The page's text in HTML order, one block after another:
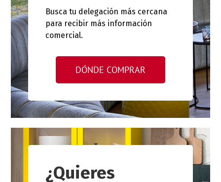
Busca tu delegación más cercana
para recibir más información
comercial.
DÓNDE COMPRAR
¿Quieres